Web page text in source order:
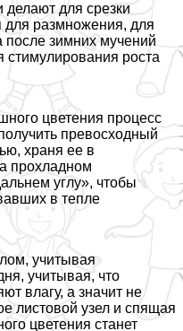
делают для срезки
для размножения, для
после зимних мучений
стимулирования роста
цветения процесс
превосходный
храня ее в
прохладном
углу», чтобы
в тепле
учитывая
учитывая, что
влагу, а значит не
листовой узел и спящая
цветения станет